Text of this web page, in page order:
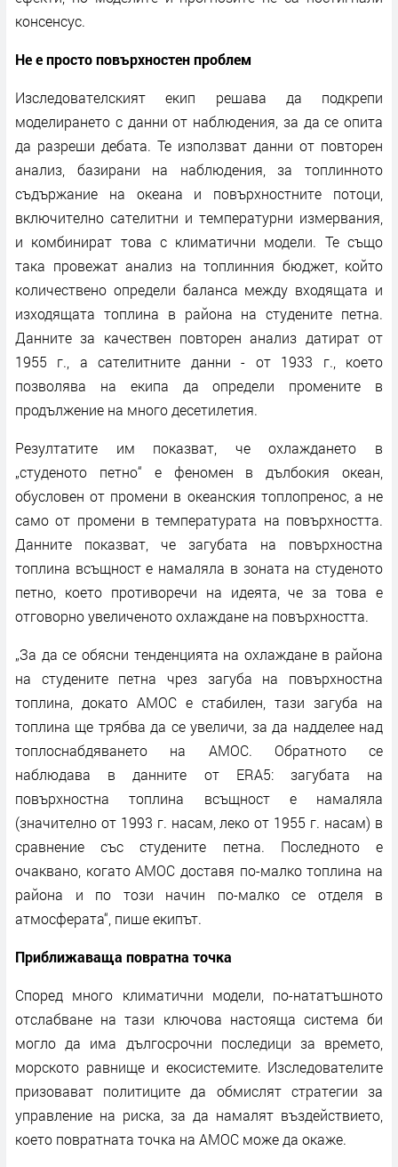
консенсус.
Не е просто повърхностен проблем
Изследователският екип решава да подкрепи
моделирането с данни от наблюдения, за да се опита
да разреши дебата. Те използват данни от повторен
анализ, базирани на наблюдения, за топлинното
съдържание на океана и повърхностните потоци,
включително сателитни и температурни измервания,
и комбинират това с климатични модели. Те също
така провежат анализ на топлинния бюджет, който
количествено определи баланса между входящата и
изходящата топлина в района на студените петна.
Данните за качествен повторен анализ датират от
1955 г., а сателитните данни - от 1933 г., което
позволява на екипа да определи промените в
продължение на много десетилетия.
Резултатите им показват, че охлаждането в
„студеното петно“ е феномен в дълбокия океан,
обусловен от промени в океанския топлопренос, а не
само от промени в температурата на повърхността.
Данните показват, че загубата на повърхностна
топлина всъщност е намаляла в зоната на студеното
петно, което противоречи на идеята, че за това е
отговорно увеличеното охлаждане на повърхността.
„За да се обясни тенденцията на охлаждане в района
на студените петна чрез загуба на повърхностна
топлина, докато AMOC е стабилен, тази загуба на
топлина ще трябва да се увеличи, за да надделее над
топлоснабдяването на AMOC. Обратното се
наблюдава в данните от ERA5: загубата на
повърхностна топлина всъщност е намаляла
(значително от 1993 г. насам, леко от 1955 г. насам) в
сравнение със студените петна. Последното е
очаквано, когато AMOC доставя по-малко топлина на
района и по този начин по-малко се отделя в
атмосферата“, пише екипът.
Приближаваща повратна точка
Според много климатични модели, по-нататъшното
отслабване на тази ключова настояща система би
могло да има дългосрочни последици за времето,
морското равнище и екосистемите. Изследователите
призовават политиците да обмислят стратегии за
управление на риска, за да намалят въздействието,
което повратната точка на AMOC може да окаже.